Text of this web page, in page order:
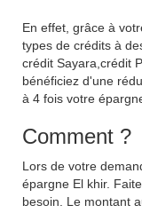
En effet, grâce à
types de crédits à
crédit Sayara,crédit
bénéficiez d'une
à 4 fois votre
Comment ?
Lors de votre
épargne El khir.
besoin. Le montant